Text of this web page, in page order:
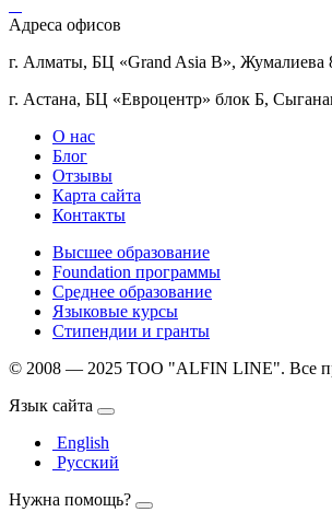
Адреса офисов
г. Алматы, БЦ «Grand Asia B», Жумалиева
г. Астана, БЦ «Евроцентр» блок Б,
О нас
Блог
Отзывы
Карта сайта
Контакты
Высшее образование
Foundation программы
Среднее образование
Языковые курсы
Стипендии и гранты
© 2008 — 2025 ТОО "ALFIN LINE". Все
Язык сайта
English
Русский
Нужна помощь?